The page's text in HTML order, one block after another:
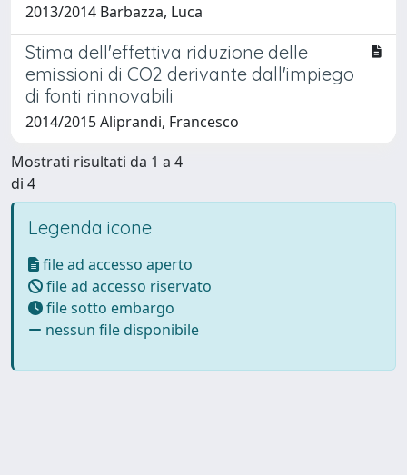
2013/2014 Barbazza, Luca
Stima dell'effettiva riduzione delle
emissioni di CO2 derivante dall'impiego
di fonti rinnovabili
2014/2015 Aliprandi, Francesco
Mostrati risultati da 1 a 4
di 4
Legenda icone
file ad accesso aperto
file ad accesso riservato
file sotto embargo
nessun file disponibile